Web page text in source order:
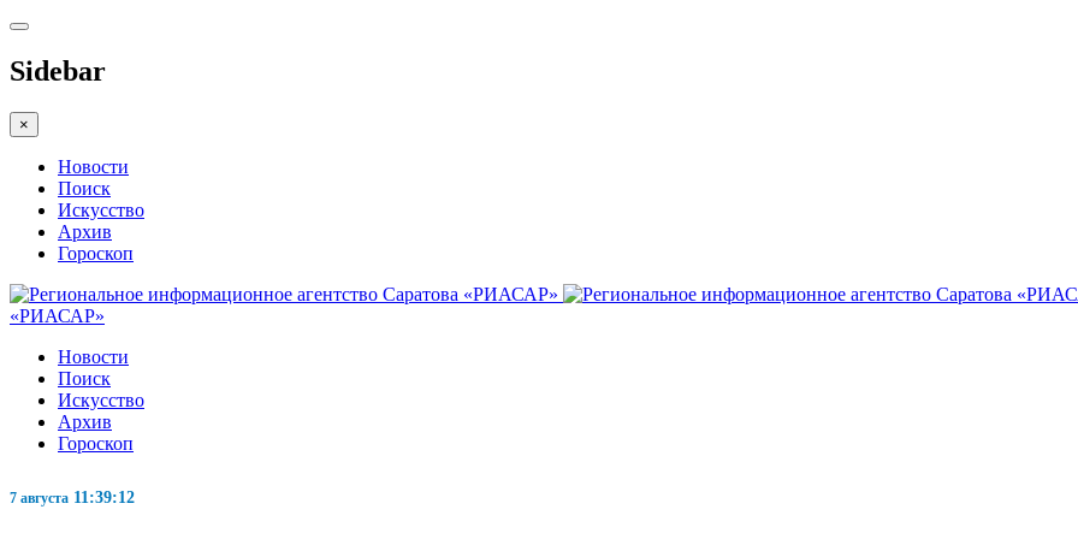
Sidebar
×
Новости
Поиск
Искусство
Архив
Гороскоп
«РИАСАР»
Новости
Поиск
Искусство
Архив
Гороскоп
7 августа 11:39:13